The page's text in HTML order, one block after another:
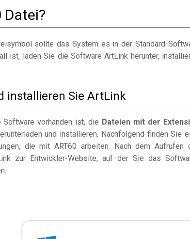
sollte das System es in der Standard-
ist, laden Sie die Software ArtLink herunter,
installieren Sie ArtLink
vorhanden ist, die Dateien mit der
und installieren. Nachfolgend finden Sie
die mit ART60 arbeiten. Nach dem Aufrufen
zur Entwickler-Website, auf der Sie das